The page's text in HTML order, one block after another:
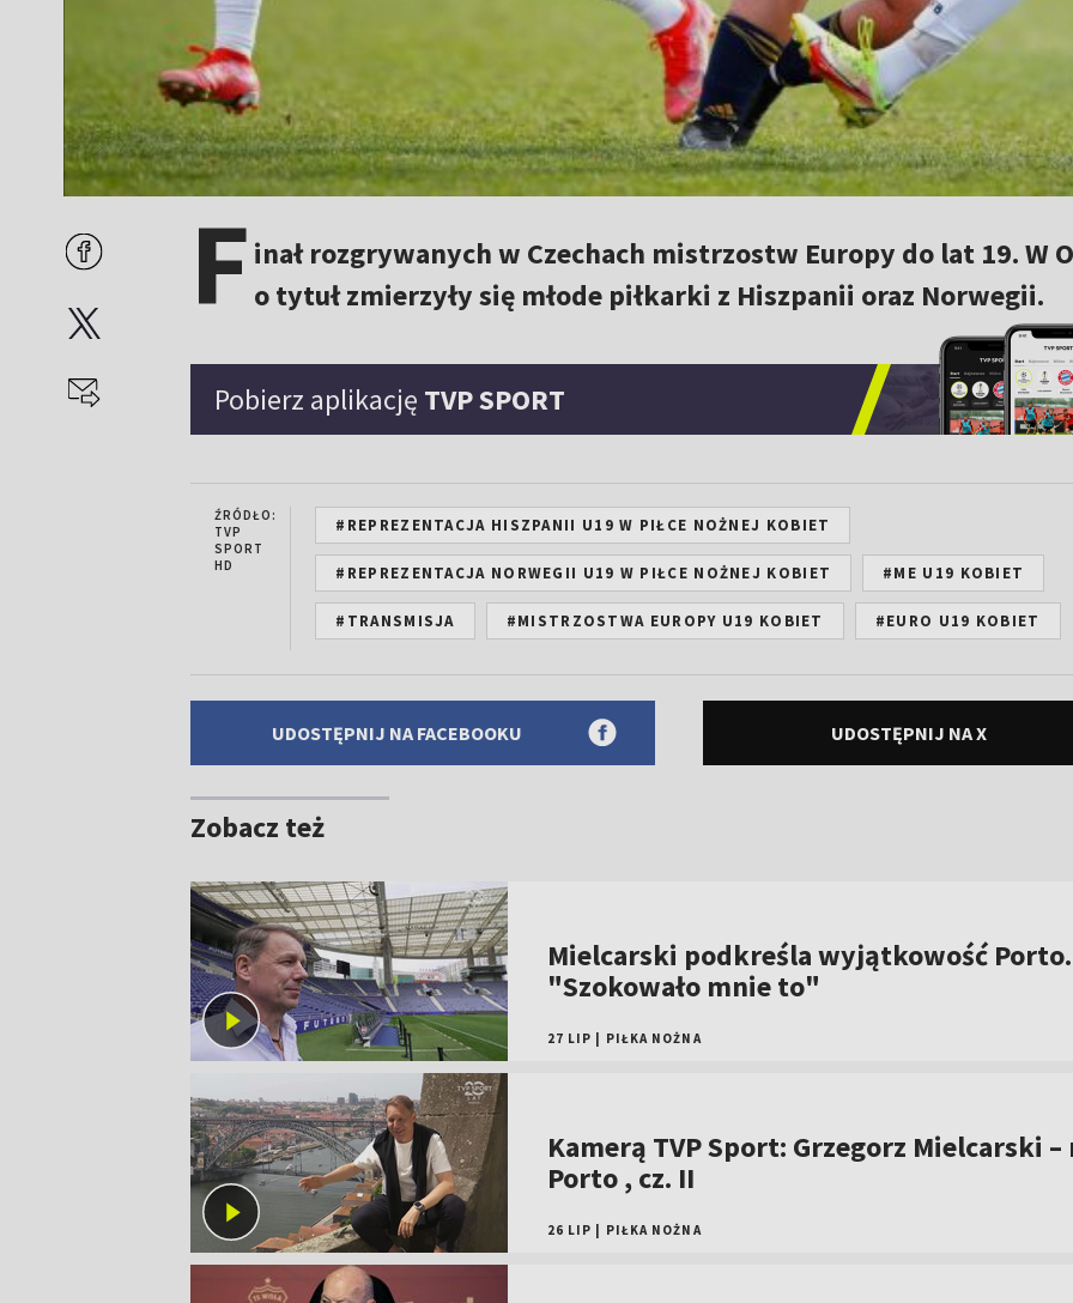
F inał rozgrywanych w Czechach mistrzostw Europy do lat 19. W
o tytuł zmierzyły się młode piłkarki z Hiszpanii oraz Norwegii.
Pobierz aplikację TVP SPORT
ŹRÓDŁO:
TVP
SPORT
HD
#REPREZENTACJA HISZPANII U19 W PIŁCE NOŻNEJ KOBIET
#REPREZENTACJA NORWEGII U19 W PIŁCE NOŻNEJ KOBIET #ME U19 KOBIET
#TRANSMISJA #MISTRZOSTWA EUROPY U19 KOBIET #EURO U19 KOBIET
UDOSTĘPNIJ NA FACEBOOKU UDOSTĘPNIJ NA X
Zobacz też
Mielcarski podkreśla wyjątkowość Porto.
"Szokowało mnie to"
27 LIP PIŁKA NOŻNA
Kamerą TVP Sport: Grzegorz Mielcarski –
Porto , cz. II
26 LIP PIŁKA NOŻNA